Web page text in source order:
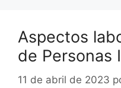
Aspectos
de Personas
11 de abril de 2023